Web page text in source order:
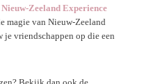
Nieuw-Zeeland Experience
magie van Nieuw-Zeeland
je vriendschappen op die een